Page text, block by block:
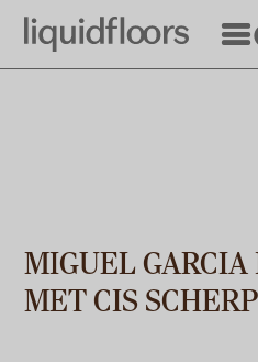
Overslaan
MIGUEL GARCIA
MET CIS